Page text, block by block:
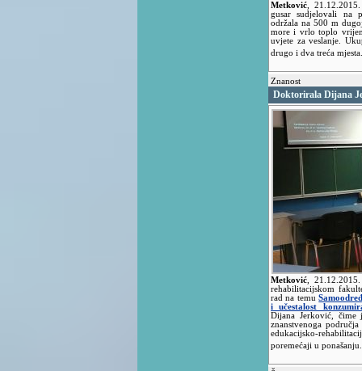
Metković
gusar sudjelovali na
održala na 500 m
more i vrlo toplo
uvjete za veslanje.
drugo i dva treća
Znanost
Doktorirala Dijana
Metković
rehabilitacijskom
rad na temu
i učestalost
Dijana Jerković, čime
znanstvenoga
edukacijsko-
poremećaji u